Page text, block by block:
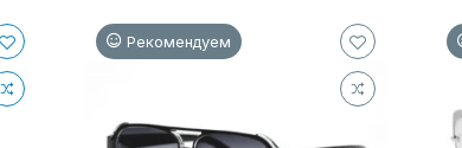
Рекомендуем